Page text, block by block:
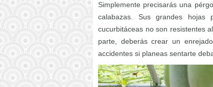
Simplemente precisarás una
calabazas. Sus grandes
cucurbitáceas no son resistentes
parte, deberás crear un
accidentes si planeas sentarte